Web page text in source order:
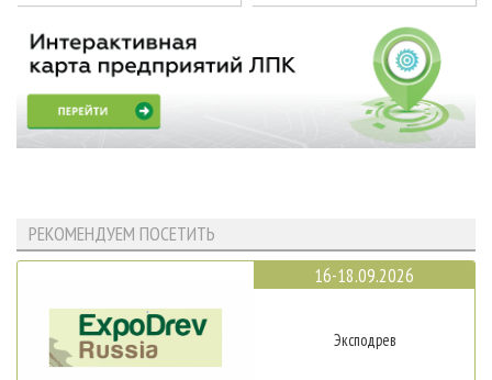
РЕКОМЕНДУЕМ ПОСЕТИТЬ
16-18.09.2026
Эксподрев